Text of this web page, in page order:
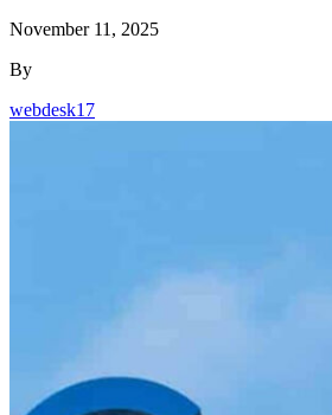
November 11, 2025
By
webdesk17